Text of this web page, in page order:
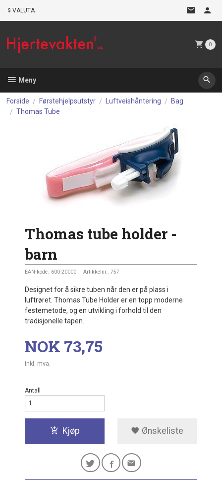
VALUTA
0
Meny
Forside Førstehjelpsutstyr Luftveishåntering
Bag
Thomas Tube
Thomas tube holder -
barn
EAN-kode: 600-20000 Artikkelnr.: 757
Designet for å sikre tuben når den er på plass i
luftrøret. Thomas Tube Holder er en topp moderne
festemetode, og en utvikling i forhold til den
tradisjonelle tapen.
Pris
NOK 73,75
inkl. mva.
Antall
Kjøp Ønskeliste